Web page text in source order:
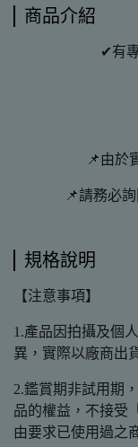
商品介紹
✔有
📌由於
📌請務必
規格說明
【注意事項】
1.產品因拍攝及個
異，實際以廠商出
2.鑑賞期非試用期
品的權益，不接受
由要求已使用過之